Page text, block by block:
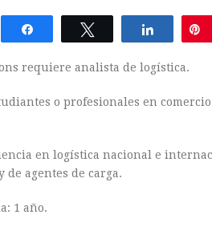
Compartir Twittear Compartir
requiere analista de logística.
o profesionales en
en logística nacional e
de agentes de carga.
1 año.